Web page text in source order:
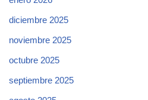
diciembre 2025
noviembre 2025
octubre 2025
septiembre 2025